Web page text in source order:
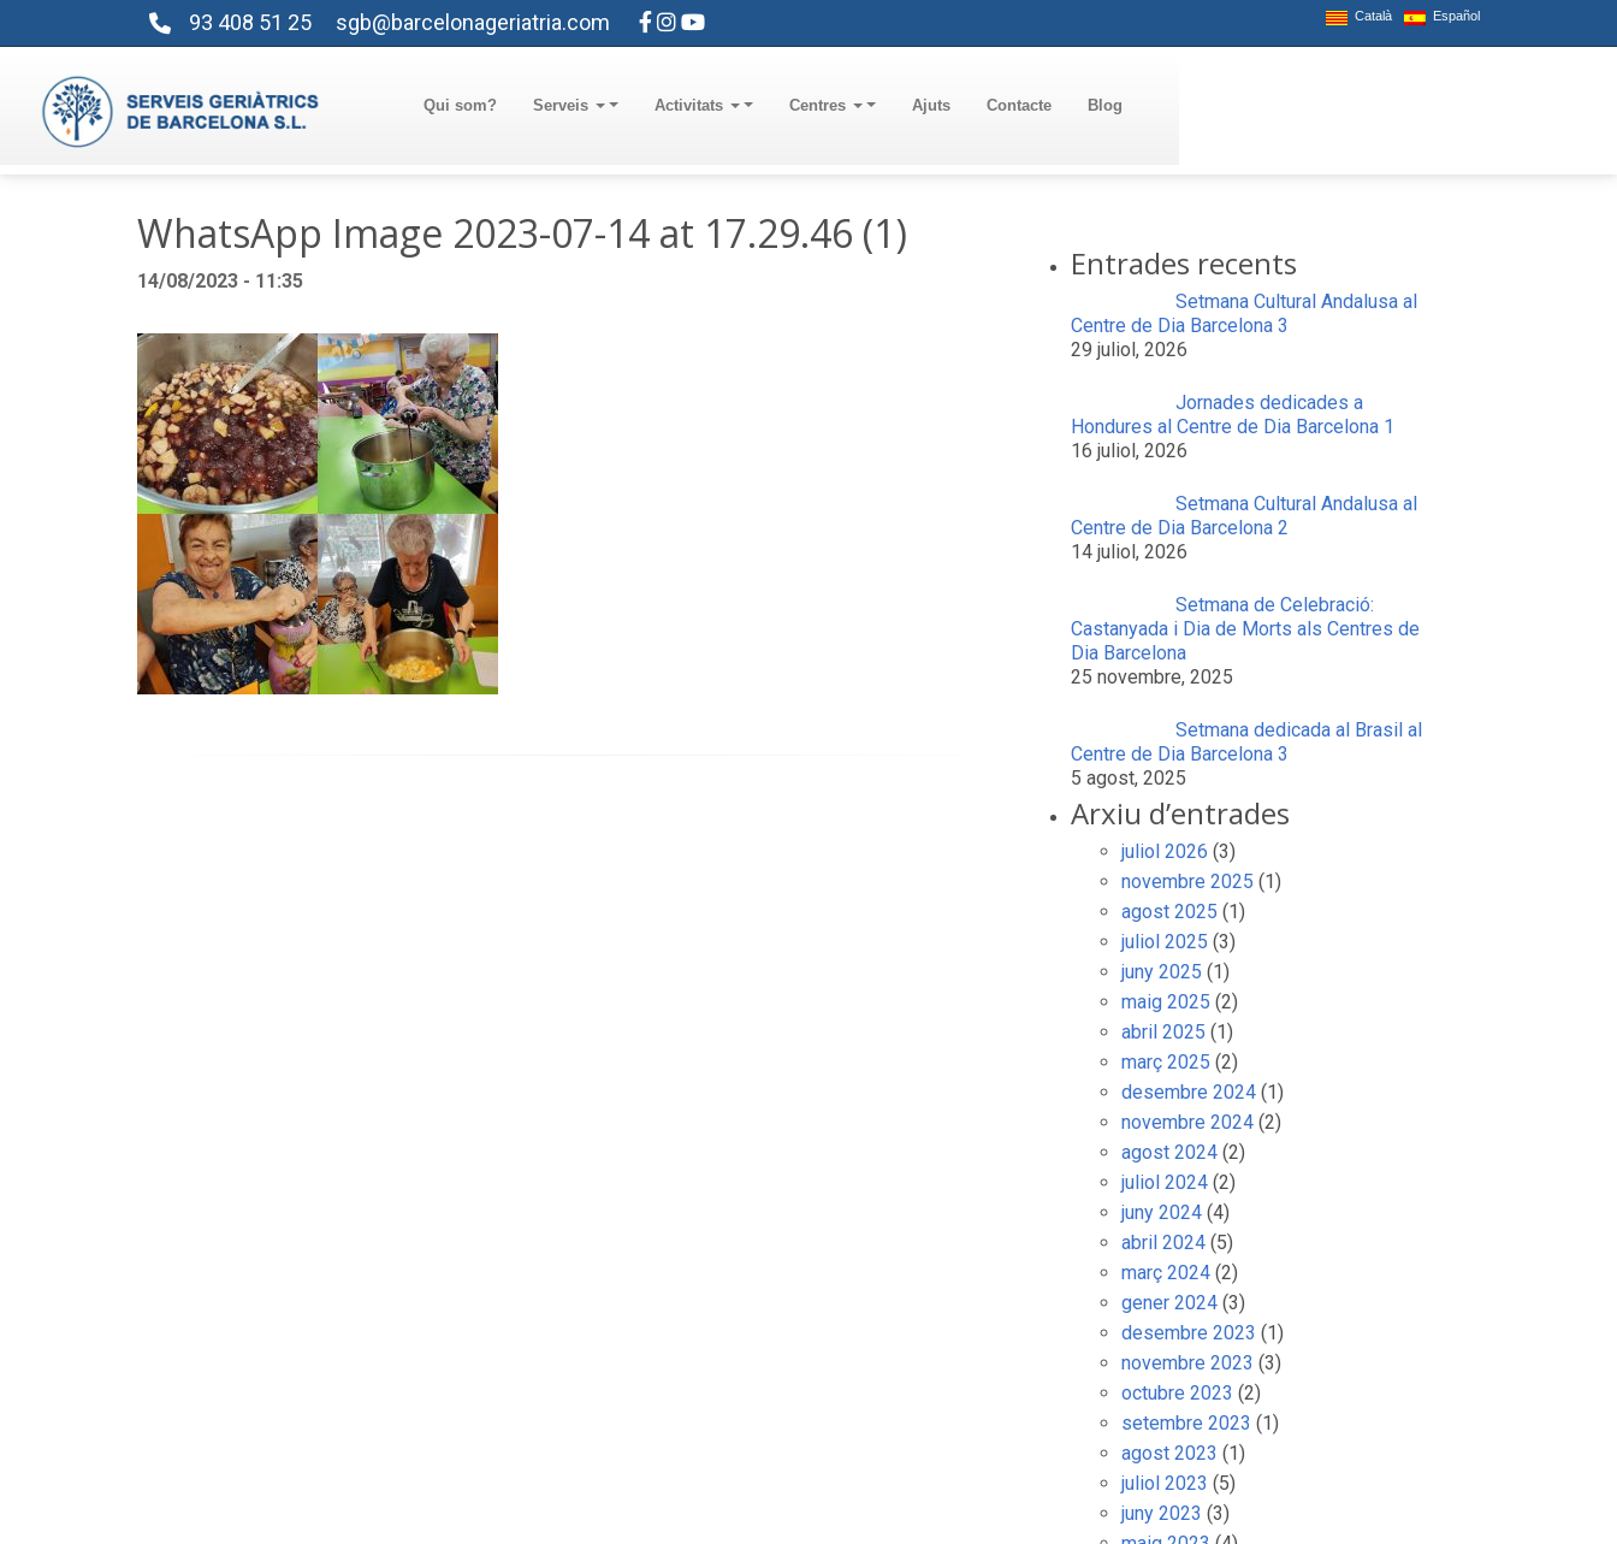
93 408 51 25 sgb@barcelonageriatria.com Català Español
Qui som? Serveis Activitats Centres Ajuts Contacte Blog
WhatsApp Image 2023-07-14 at 17.29.46 (1)
14/08/2023 - 11:35 Entrades recents
Setmana Cultural Andalusa al
Centre de Dia Barcelona 3
29 juliol, 2026
Jornades dedicades a
Hondures al Centre de Dia Barcelona 1
16 juliol, 2026
Setmana Cultural Andalusa al
Centre de Dia Barcelona 2
14 juliol, 2026
Setmana de Celebració:
Castanyada i Dia de Morts als Centres de
Dia Barcelona
25 novembre, 2025
Setmana dedicada al Brasil al
Centre de Dia Barcelona 3
5 agost, 2025
Arxiu d’entrades
juliol 2026 (3)
novembre 2025 (1)
agost 2025 (1)
juliol 2025 (3)
juny 2025 (1)
maig 2025 (2)
abril 2025 (1)
març 2025 (2)
desembre 2024 (1)
novembre 2024 (2)
agost 2024 (2)
juliol 2024 (2)
juny 2024 (4)
abril 2024 (5)
març 2024 (2)
gener 2024 (3)
desembre 2023 (1)
novembre 2023 (3)
octubre 2023 (2)
setembre 2023 (1)
agost 2023 (1)
juliol 2023 (5)
juny 2023 (3)